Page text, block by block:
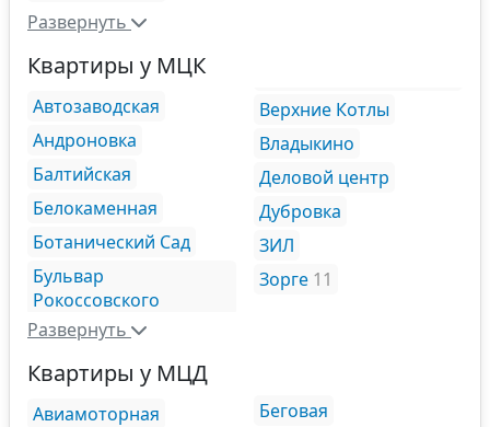
Развернуть
Квартиры у МЦК
Автозаводская
Андроновка
Балтийская
Белокаменная
Ботанический Сад
Бульвар
Рокоссовского
Верхние Котлы
Владыкино
Деловой центр
Дубровка
ЗИЛ
Зорге 11
Развернуть
Квартиры у МЦД
Авиамоторная
Беговая